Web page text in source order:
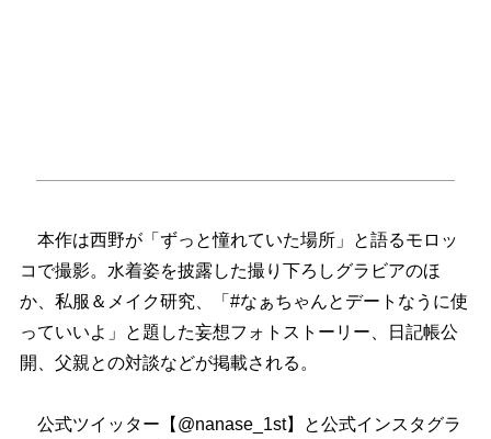
本作は西野が「ずっと憧れていた場所」と語るモロッ
コで撮影。水着姿を披露した撮り下ろしグラビアのほ
か、私服＆メイク研究、「#なぁちゃんとデートなうに使
っていいよ」と題した妄想フォトストーリー、日記帳公
開、父親との対談などが掲載される。
公式ツイッター【@nanase_1st】と公式インスタグラ